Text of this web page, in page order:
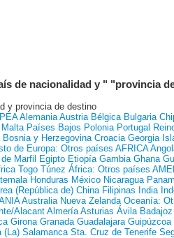
de nacionalidad y " "provincia
y provincia de destino
Alemania Austria Bélgica Bulgaria
Malta Países Bajos Polonia Portugal
Bosnia y Herzegovina Croacia Georgia
de Europa: Otros países AFRICA
Marfil Egipto Etiopía Gambia Ghana
Togo Túnez África: Otros países
Honduras México Nicaragua
(República de) China Filipinas India
Australia Nueva Zelanda Oceanía:
AlacantAlmería Asturias Ávila Badajoz
Girona Granada Guadalajara Guipúzcoa
(La) Salamanca Sta. Cruz de Tenerife